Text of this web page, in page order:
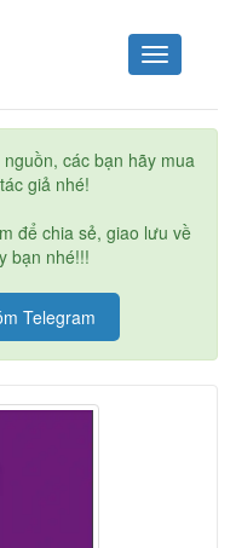
Toggle
navigation
các bạn hãy mua
giả nhé!
để chia sẻ, giao lưu về
bạn nhé!!!
Telegram